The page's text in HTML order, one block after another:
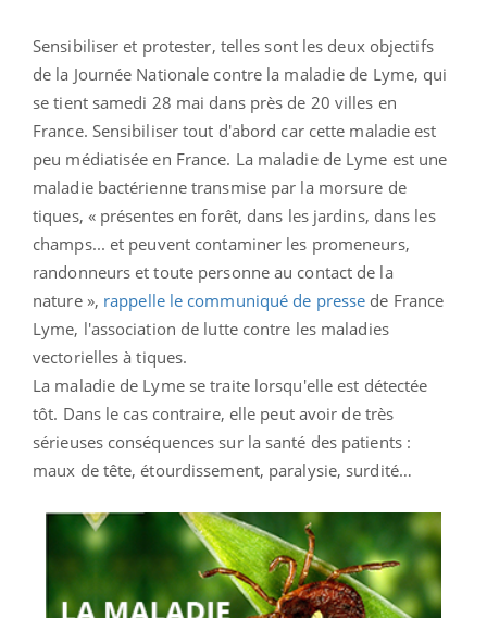
Sensibiliser et protester, telles sont les deux objectifs
de la Journée Nationale contre la maladie de Lyme, qui
se tient samedi 28 mai dans près de 20 villes en
France. Sensibiliser tout d'abord car cette maladie est
peu médiatisée en France. La maladie de Lyme est une
maladie bactérienne transmise par la morsure de
tiques, « présentes en forêt, dans les jardins, dans les
champs... et peuvent contaminer les promeneurs,
randonneurs et toute personne au contact de la
nature », rappelle le communiqué de presse de France
Lyme, l'association de lutte contre les maladies
vectorielles à tiques.
La maladie de Lyme se traite lorsqu'elle est détectée
tôt. Dans le cas contraire, elle peut avoir de très
sérieuses conséquences sur la santé des patients :
maux de tête, étourdissement, paralysie, surdité…